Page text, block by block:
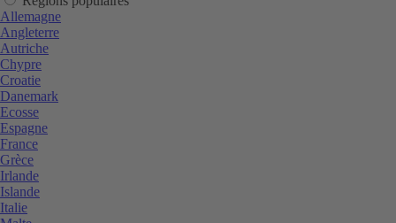
Allemagne
Angleterre
Autriche
Chypre
Croatie
Danemark
Ecosse
Espagne
France
Grèce
Irlande
Islande
Italie